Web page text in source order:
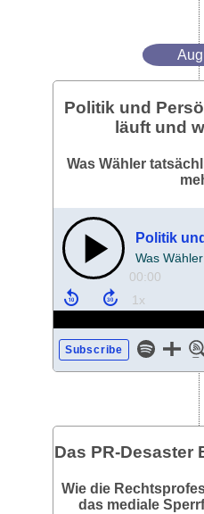
Politik und
läuft und
Was Wähler
00:00
Subscribe
Das PR-Desaster
Wie die
das mediale